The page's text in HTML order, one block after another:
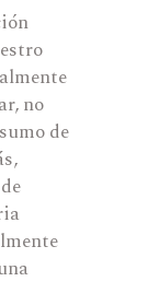
no
de